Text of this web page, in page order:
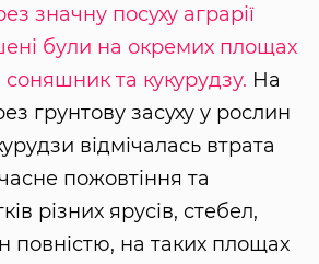
значну посуху аграрії
були на окремих площах
та кукурудзу. На
грунтову засуху у рослин
відмічалась втрата
пожовтіння та
різних ярусів, стебел,
повністю, на таких площах